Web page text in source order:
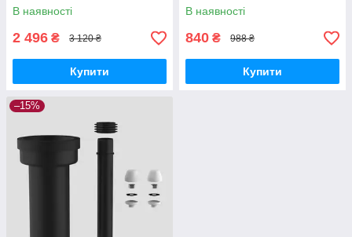
В наявності
2 496 ₴ 3 120 ₴
Купити
В наявності
840 ₴ 988 ₴
Купити
–15%